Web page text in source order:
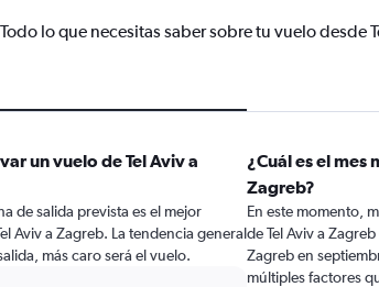
Todo lo que necesitas saber sobre tu vuelo desde
un vuelo de Tel Aviv a
de salida prevista es el mejor
Aviv a Zagreb. La tendencia general
más caro será el vuelo.
¿Cuál es el mes
Zagreb?
En este momento,
de Tel Aviv a
Zagreb en
múltiples factores